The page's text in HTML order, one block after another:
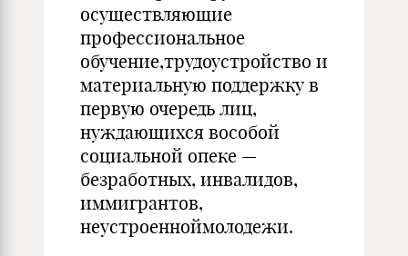
осуществляющие
профессиональное
обучение,трудоустройство и
материальную поддержку в
первую очередь лиц,
нуждающихся вособой
социальной опеке —
безработных, инвалидов,
иммигрантов,
неустроенноймолодежи.